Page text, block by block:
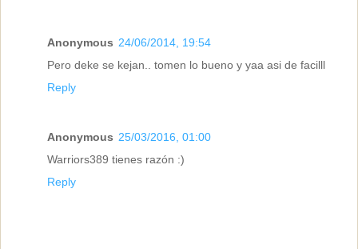
Anonymous 24/06/2014, 19:54
Pero deke se kejan.. tomen lo bueno y yaa asi de facilll
Reply
Anonymous 25/03/2016, 01:00
Warriors389 tienes razón :)
Reply